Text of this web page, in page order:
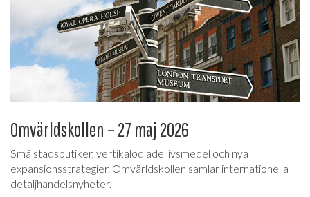
Omvärldskollen – 27 maj 2026
Små stadsbutiker, vertikalodlade livsmedel och nya
expansionsstrategier. Omvärldskollen samlar internationella
detaljhandelsnyheter.